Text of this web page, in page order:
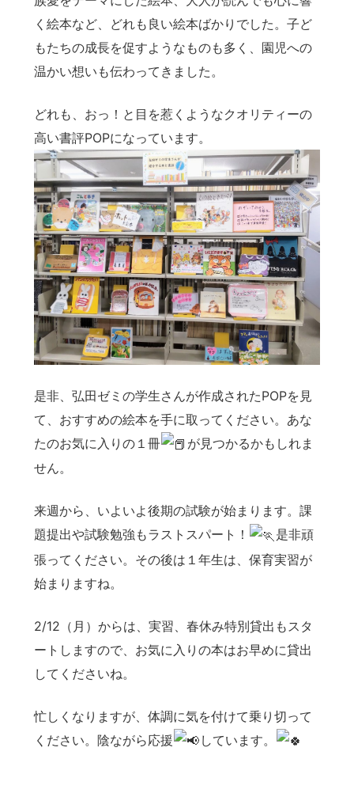
く絵本など、どれも良い絵本ばかりでした。子ど
もたちの成長を促すようなものも多く、園児への
温かい想いも伝わってきました。
どれも、おっ！と目を惹くようなクオリティーの
高い書評POPになっています。
是非、弘田ゼミの学生さんが作成されたPOPを見
て、おすすめの絵本を手に取ってください。あな
たのお気に入りの１冊
が見つかるかもしれま
せん。
来週から、いよいよ後期の試験が始まります。課
題提出や試験勉強もラストスパート！
是非頑
張ってください。その後は１年生は、保育実習が
始まりますね。
2/12（月）からは、実習、春休み特別貸出もスタ
ートしますので、お気に入りの本はお早めに貸出
してくださいね。
忙しくなりますが、体調に気を付けて乗り切って
ください。陰ながら応援
しています。